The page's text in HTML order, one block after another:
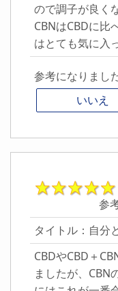
ので調子が良く
CBNはCBDに比
はとても気に入
参考になりまし
いいえ
参
タイトル：自分
CBDやCBD＋
ましたが、CBN